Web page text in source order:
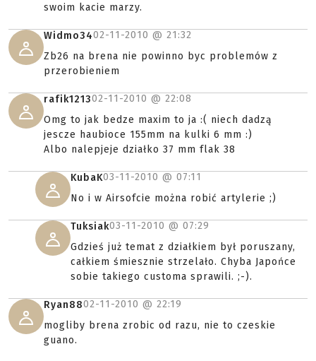
swoim kacie marzy.
Widmo3402-11-2010 @ 21:32
Zb26 na brena nie powinno byc problemów z
przerobieniem
rafik121302-11-2010 @ 22:08
Omg to jak bedze maxim to ja :( niech dadzą
jescze haubioce 155mm na kulki 6 mm :)
Albo nalepjeje działko 37 mm flak 38
KubaK03-11-2010 @ 07:11
No i w Airsofcie można robić artylerie ;)
Tuksiak03-11-2010 @ 07:29
Gdzieś już temat z działkiem był poruszany,
całkiem śmiesznie strzelało. Chyba Japońce
sobie takiego customa sprawili. ;-).
Ryan8802-11-2010 @ 22:19
mogliby brena zrobic od razu, nie to czeskie
guano.